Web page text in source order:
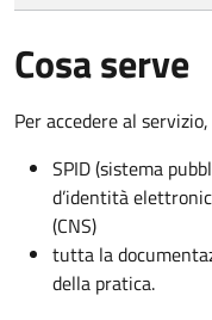
Cosa serve
Per accedere al
SPID (sistema
d’identità
(CNS)
tutta la
della pratica.